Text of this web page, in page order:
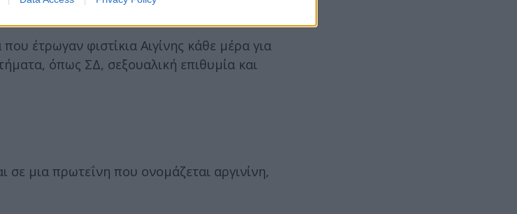
έτρωγαν φιστίκια Αιγίνης κάθε μέρα για
όπως ΣΔ, σεξουαλική επιθυμία και
μια πρωτεΐνη που ονομάζεται αργινίνη,